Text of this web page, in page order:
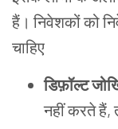
हैं। निवेशकों को
चाहिए
डिफ़ॉल्ट
नहीं करते हैं,